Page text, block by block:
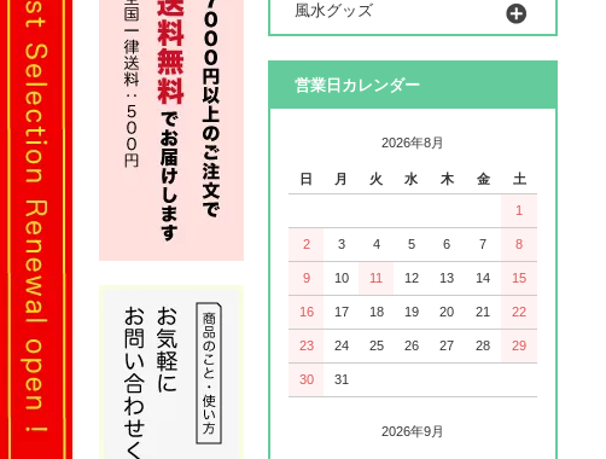
風水グッズ
営業日カレンダー
2026年8月
日 月 火 水 木 金 土
1
2 3 4 5 6 7 8
9 10 11 12 13 14 15
16 17 18 19 20 21 22
23 24 25 26 27 28 29
30 31
2026年9月